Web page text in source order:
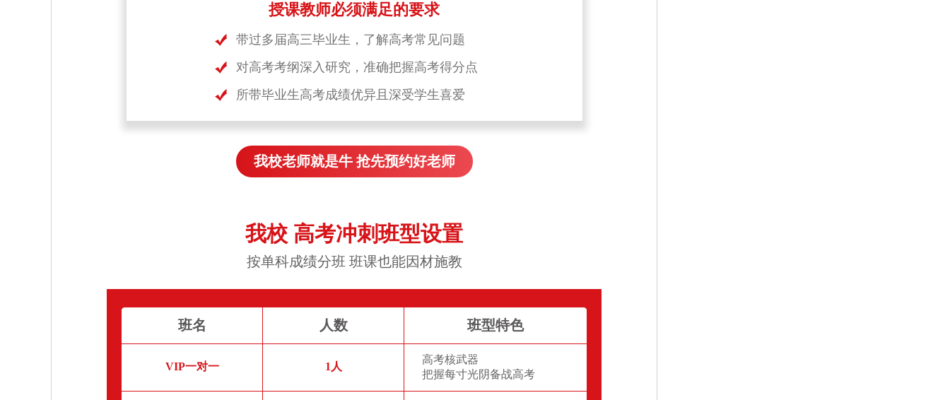
授课教师必须满足的要求
带过多届高三毕业生，了解高考常见问题
对高考考纲深入研究，准确把握高考得分点
所带毕业生高考成绩优异且深受学生喜爱
我校老师就是牛 抢先预约好老师
我校 高考冲刺班型设置
按单科成绩分班 班课也能因材施教
班名 人数 班型特色
VIP一对一 1人
高考核武器
把握每寸光阴备战高考